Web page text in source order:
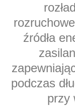
źródła
podczas
przy